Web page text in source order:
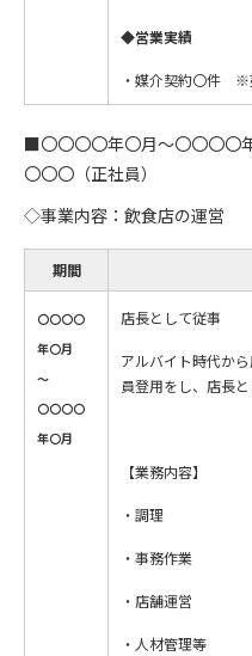
◆営業実績
・媒介契約〇件 ※
■〇〇〇〇年〇月～〇〇〇
〇〇〇（正社員）
◇事業内容：飲食店の運営
期間
〇〇〇〇
年〇月
～
〇〇〇〇
年〇月
店長として従事
アルバイト時代か
員登用をし、店長
【業務内容】
・調理
・事務作業
・店舗運営
・人材管理等